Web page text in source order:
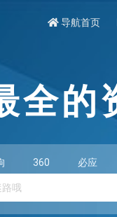
导航首页
全的
360 必应